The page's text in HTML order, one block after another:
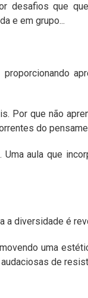
desafios que
e em grupo...
Por que não
do
aula que
a diversidade é
uma
de